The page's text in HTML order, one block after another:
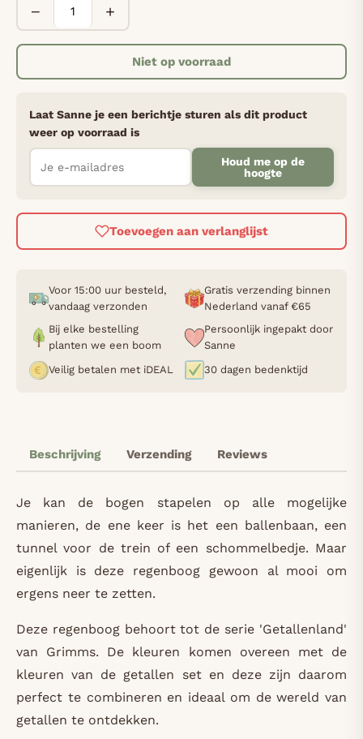
− +
Niet op voorraad
Laat Sanne je een berichtje sturen als dit product
weer op voorraad is
Houd me op de
hoogte
Toevoegen aan verlanglijst
Voor 15:00 uur besteld,
vandaag verzonden
Gratis verzending binnen
Nederland vanaf €65
Bij elke bestelling
planten we een boom
Persoonlijk ingepakt door
Sanne
Veilig betalen met iDEAL
30 dagen bedenktijd
Beschrijving Verzending Reviews
Je kan de bogen stapelen op alle mogelijke
manieren, de ene keer is het een ballenbaan, een
tunnel voor de trein of een schommelbedje. Maar
eigenlijk is deze regenboog gewoon al mooi om
ergens neer te zetten.
Deze regenboog behoort tot de serie 'Getallenland'
van Grimms. De kleuren komen overeen met de
kleuren van de getallen set en deze zijn daarom
perfect te combineren en ideaal om de wereld van
getallen te ontdekken.